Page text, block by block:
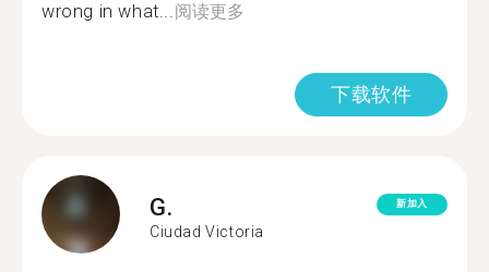
wrong in what...阅读更多
下载软件
G.
Ciudad Victoria
新加入